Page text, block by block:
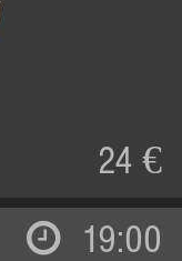
24 €
19:00